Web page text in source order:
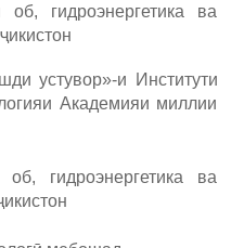
гидроэнергетика ва
устувор»-и Институти
Академияи миллии
гидроэнергетика ва